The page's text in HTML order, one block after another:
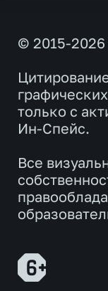
© 2015-
только с
Ин-Спейс.
Все